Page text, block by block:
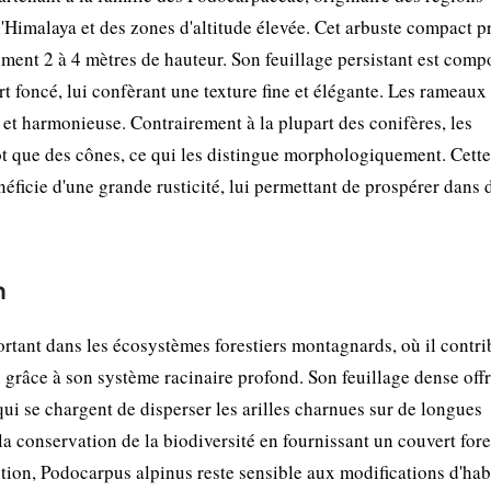
et des zones d'altitude élevée. Cet arbuste compact
2 à 4 mètres de hauteur. Son feuillage persistant est
lui confèrant une texture fine et élégante. Les rameaux
harmonieuse. Contrairement à la plupart des conifères, les
des cônes, ce qui les distingue morphologiquement.
d'une grande rusticité, lui permettant de prospérer dans
dans les écosystèmes forestiers montagnards, où il
à son système racinaire profond. Son feuillage dense
se chargent de disperser les arilles charnues sur de longues
conservation de la biodiversité en fournissant un couvert
Podocarpus alpinus reste sensible aux modifications